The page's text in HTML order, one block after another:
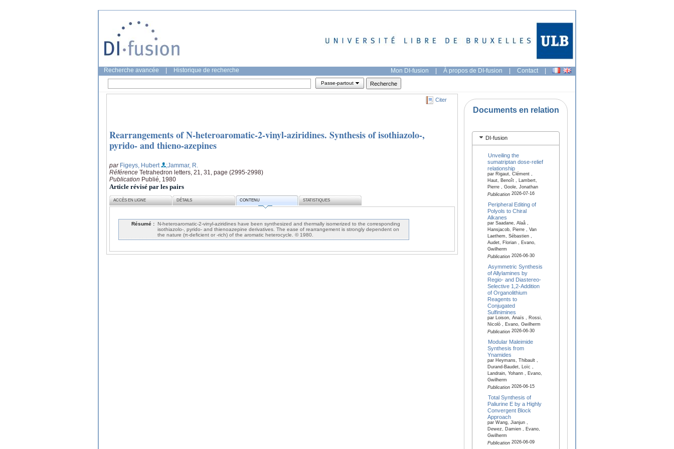
Recherche avancée Historique de recherche Mon DI-fusion | À propos de DI-fusion | Contact |
Passe-partout
Citer
Rearrangements of N-heteroaromatic-2-vinyl-aziridines. Synthesis of isothiazolo-,
pyrido- and thieno-azepines
par Figeys, Hubert
;Jammar, R.
Référence Tetrahedron letters, 21, 31, page (2995-2998)
Publication Publié, 1980
Article révisé par les pairs
ACCÈS EN LIGNE DÉTAILS CONTENU STATISTIQUES
Résumé : N-heteroaromatic-2-vinyl-aziridines have been synthesized and thermally isomerized to the corresponding
isothiazolo-, pyrido- and thienoazepine derivatives. The ease of rearrangement is strongly dependent on
the nature (π-deficient or -rich) of the aromatic heterocycle. © 1980.
Documents en relation
DI-fusion
Unveiling the
sumatriptan dose-relief
relationship
par Rigaut, Clément ,
Haut, Benoît , Lambert,
Pierre , Goole, Jonathan
Publication2026-07-16
Peripheral Editing of
Polyols to Chiral
Alkanes
par Saadane, Alaâ ,
Hansjacob, Pierre , Van
Laethem, Sébastien ,
Audet, Florian , Evano,
Gwilherm
Publication2026-06-30
Asymmetric Synthesis
of Allylamines by
Regio- and Diastereo-
Selective 1,2-Addition
of Organolithium
Reagents to
Conjugated
Sulfinimines
par Loison, Anaïs , Rossi,
Nicolò , Evano, Gwilherm
Publication2026-06-30
Modular Maleimide
Synthesis from
Ynamides
par Heymans, Thibault ,
Durand-Baudet, Loïc ,
Landrain, Yohann , Evano,
Gwilherm
Publication2026-06-15
Total Synthesis of
Paliurine E by a Highly
Convergent Block
Approach
par Wang, Jianjun ,
Dewez, Damien , Evano,
Gwilherm
Publication2026-06-09